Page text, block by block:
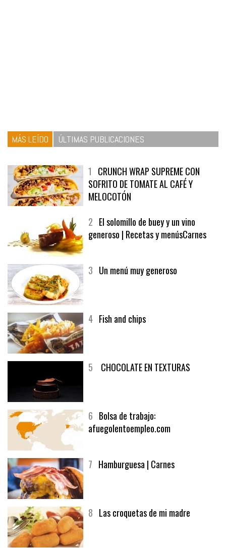
1CRUNCH WRAP SUPREME CON
SOFRITO DE TOMATE AL CAFÉ Y
MELOCOTÓN
2El solomillo de buey y un vino
6Bolsa de trabajo: